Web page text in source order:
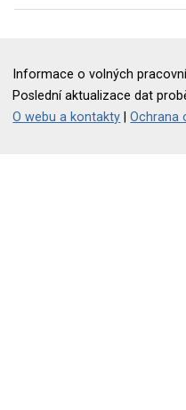
Informace o volných
Poslední aktualizace dat
O webu a kontakty |Ochrana